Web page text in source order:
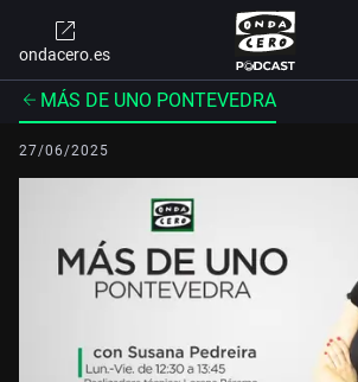
ondacero.es
MÁS DE UNO PONTEVEDRA
27/06/2025